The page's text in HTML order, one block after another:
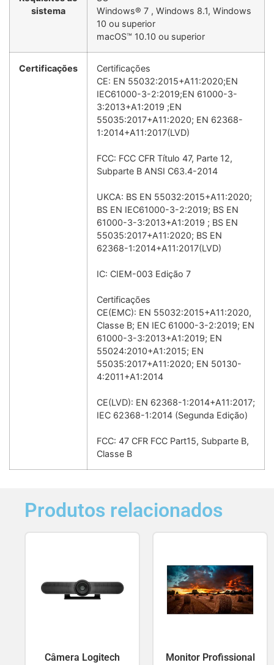
sistema
Windows® 7 , Windows 8.1, Windows
10 ou superior
macOS™ 10.10 ou superior
Certificações
Certificações
CE: EN 55032:2015+A11:2020;EN
IEC61000-3-2:2019;EN 61000-3-
3:2013+A1:2019 ;EN
55035:2017+A11:2020; EN 62368-
1:2014+A11:2017(LVD)
FCC: FCC CFR Título 47, Parte 12,
Subparte B ANSI C63.4-2014
UKCA: BS EN 55032:2015+A11:2020;
BS EN IEC61000-3-2:2019; BS EN
61000-3-3:2013+A1:2019 ; BS EN
55035:2017+A11:2020; BS EN
62368-1:2014+A11:2017(LVD)
IC: CIEM-003 Edição 7
Certificações
CE(EMC): EN 55032:2015+A11:2020,
Classe B; EN IEC 61000-3-2:2019; EN
61000-3-3:2013+A1:2019; EN
55024:2010+A1:2015; EN
55035:2017+A11:2020; EN 50130-
4:2011+A1:2014
CE(LVD): EN 62368-1:2014+A11:2017;
IEC 62368-1:2014 (Segunda Edição)
FCC: 47 CFR FCC Part15, Subparte B,
Classe B
Produtos relacionados
Câmera Logitech
Monitor Profissional